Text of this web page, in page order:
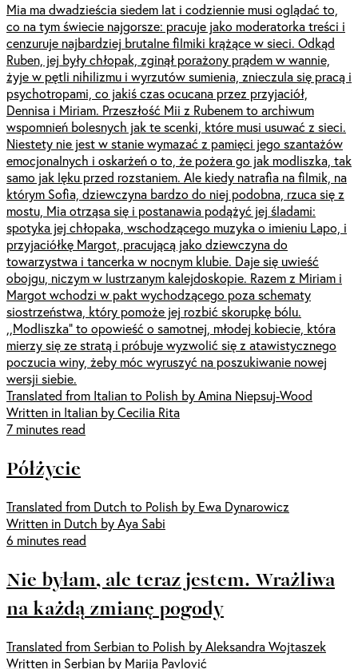
Mia ma dwadzieścia siedem lat i codziennie musi oglądać to,
co na tym świecie najgorsze: pracuje jako moderatorka treści i
cenzuruje najbardziej brutalne filmiki krążące w sieci. Odkąd
Ruben, jej były chłopak, zginął porażony prądem w wannie,
żyje w pętli nihilizmu i wyrzutów sumienia, znieczula się pracą i
psychotropami, co jakiś czas ocucana przez przyjaciół,
Dennisa i Miriam. Przeszłość Mii z Rubenem to archiwum
wspomnień bolesnych jak te scenki, które musi usuwać z sieci.
Niestety nie jest w stanie wymazać z pamięci jego szantażów
emocjonalnych i oskarżeń o to, że pożera go jak modliszka, tak
samo jak lęku przed rozstaniem. Ale kiedy natrafia na filmik, na
którym Sofia, dziewczyna bardzo do niej podobna, rzuca się z
mostu, Mia otrząsa się i postanawia podążyć jej śladami:
spotyka jej chłopaka, wschodzącego muzyka o imieniu Lapo, i
przyjaciółkę Margot, pracującą jako dziewczyna do
towarzystwa i tancerka w nocnym klubie. Daje się uwieść
obojgu, niczym w lustrzanym kalejdoskopie. Razem z Miriam i
Margot wchodzi w pakt wychodzącego poza schematy
siostrzeństwa, który pomoże jej rozbić skorupkę bólu.
,,Modliszka” to opowieść o samotnej, młodej kobiecie, która
mierzy się ze stratą i próbuje wyzwolić się z atawistycznego
poczucia winy, żeby móc wyruszyć na poszukiwanie nowej
wersji siebie.
Translated from Italian to Polish by Amina Niepsuj-Wood
Written in Italian by Cecilia Rita
7 minutes read
Półżycie
Translated from Dutch to Polish by Ewa Dynarowicz
Written in Dutch by Aya Sabi
6 minutes read
Nie byłam, ale teraz jestem. Wrażliwa
na każdą zmianę pogody
Translated from Serbian to Polish by Aleksandra Wojtaszek
Written in Serbian by Marija Pavlović